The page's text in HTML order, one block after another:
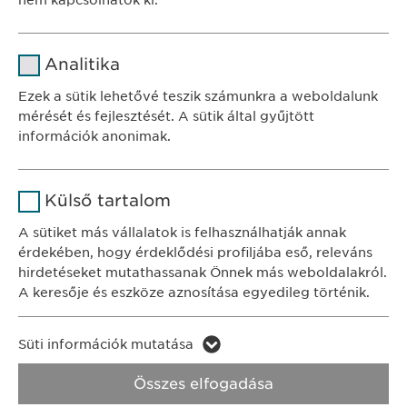
Ewopharma Hungary Kft.
1122 Budapest
Városmajor u. 13.
tel.: +36 1 200 4650
e-mail:info@ewopharma.hu
Adatkezelési
Impresszum
Jogi és felhasználási feltételek.
Időtartam
A fehasználó sütikhez való
Analitika
Ezek a sütik lehetővé teszik számunkra a weboldalunk
mérését és fejlesztését. A sütik által gyűjtött
információk anonimak.
Időtartam
Név vuid
Szolgáltató Vimeo
Külső tartalom
A sütiket más vállalatok is felhasználhatják annak
érdekében, hogy érdeklődési profiljába eső, releváns
hirdetéseket mutathassanak Önnek más weboldalakról.
A keresője és eszköze aznosítása egyedileg történik.
Név LinkedIn
LinkedIn
Süti információk mutatása
Összes elfogadása